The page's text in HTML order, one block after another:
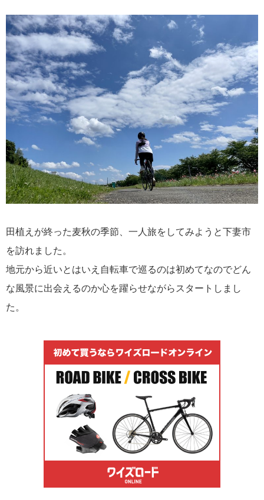
田植えが終った麦秋の季節、一人旅をしてみようと下妻市
を訪れました。
地元から近いとはいえ自転車で巡るのは初めてなのでどん
な風景に出会えるのか心を躍らせながらスタートしまし
た。